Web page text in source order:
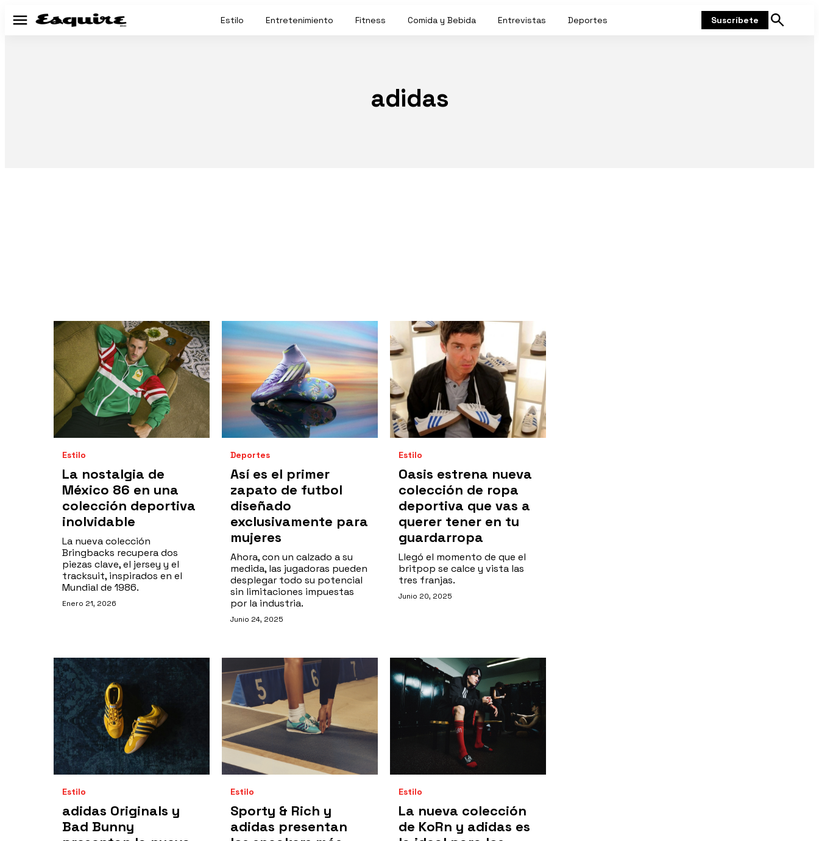
Menú Estilo Entretenimiento Fitness Comida y Bebida Entrevistas Deportes Suscríbete
Mostrar
adidas
Estilo
La nostalgia de
México 86 en una
colección deportiva
inolvidable
La nueva colección
Bringbacks recupera dos
piezas clave, el jersey y el
tracksuit, inspirados en el
Mundial de 1986.
Enero 21, 2026
Deportes
Así es el primer
zapato de futbol
diseñado
exclusivamente para
mujeres
Ahora, con un calzado a su
medida, las jugadoras pueden
desplegar todo su potencial
sin limitaciones impuestas
por la industria.
Junio 24, 2025
Estilo
Oasis estrena nueva
colección de ropa
deportiva que vas a
querer tener en tu
guardarropa
Llegó el momento de que el
britpop se calce y vista las
tres franjas.
Junio 20, 2025
Estilo
adidas Originals y
Bad Bunny
Estilo
Sporty & Rich y
adidas presentan
Estilo
La nueva colección
de KoRn y adidas es